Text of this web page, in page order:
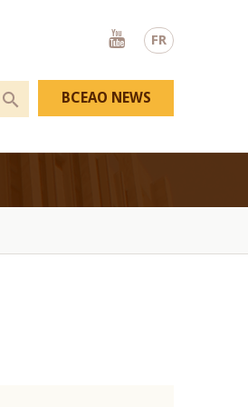
FR
Youtube
BCEAO NEWS